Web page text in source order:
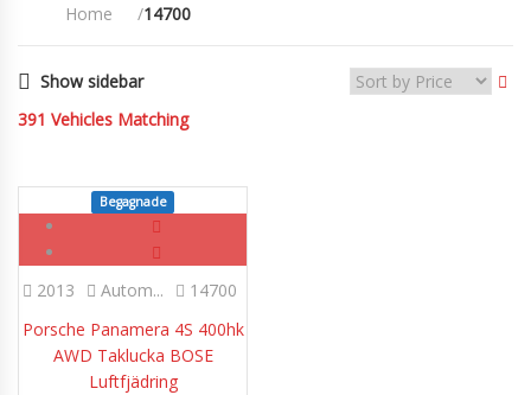
Home 14700
Show sidebar
391 Vehicles Matching
Begagnade
2013 Autom...
14700
Porsche Panamera 4S 400hk
AWD Taklucka BOSE
Luftfjädring